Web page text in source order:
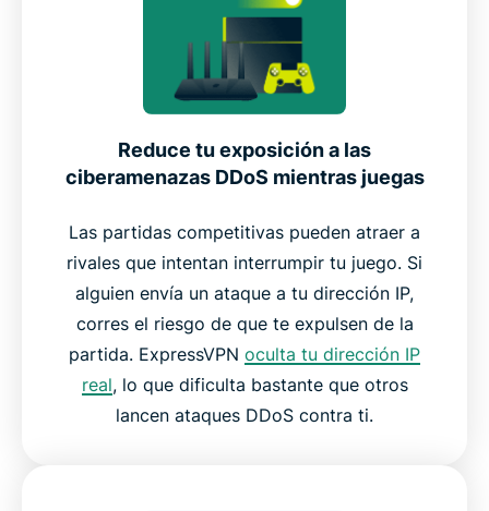
Reduce tu exposición a las
ciberamenazas DDoS mientras juegas
Las partidas competitivas pueden atraer a
rivales que intentan interrumpir tu juego. Si
alguien envía un ataque a tu dirección IP,
corres el riesgo de que te expulsen de la
partida. ExpressVPN oculta tu dirección IP
real, lo que dificulta bastante que otros
lancen ataques DDoS contra ti.